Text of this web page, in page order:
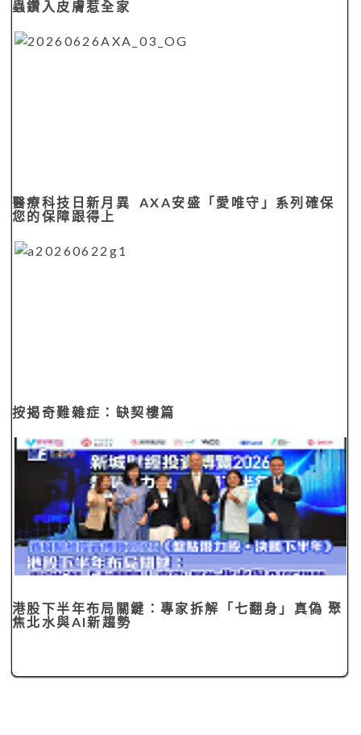
蟲鑽入皮膚惹全家
醫療科技日新月異 AXA安盛「愛唯守」系列確保
您的保障跟得上
按揭奇難雜症：缺契樓篇
港股下半年布局關鍵：專家拆解「七翻身」真偽 聚
焦北水與AI新趨勢